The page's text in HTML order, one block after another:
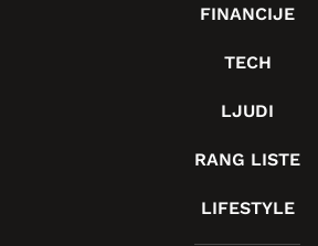
FINANCIJE
TECH
LJUDI
RANG LISTE
LIFESTYLE